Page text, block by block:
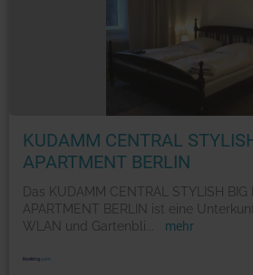
KUDAMM CENTRAL
APARTMENT BERLIN
Das KUDAMM CENTRAL STYLISH BIG
APARTMENT BERLIN ist eine
WLAN und Gartenbli
mehr